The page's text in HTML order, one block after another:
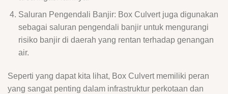
Saluran Pengendali Banjir: Box Culvert juga digunakan
sebagai saluran pengendali banjir untuk mengurangi
risiko banjir di daerah yang rentan terhadap genangan
air.
Seperti yang dapat kita lihat, Box Culvert memiliki peran
yang sangat penting dalam infrastruktur perkotaan dan